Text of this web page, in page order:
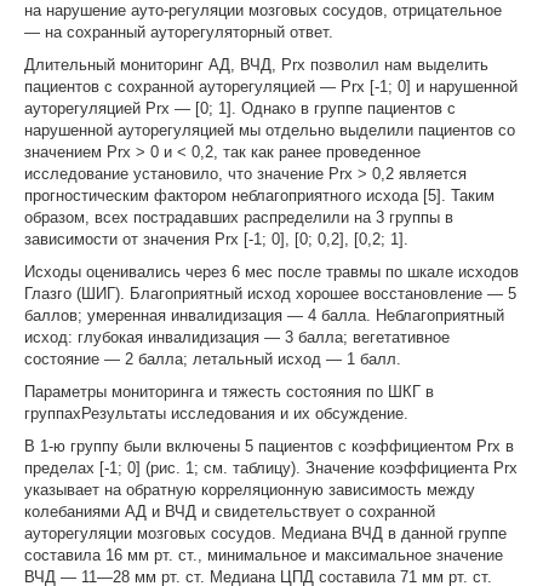
на нарушение ауто-регуляции мозговых сосудов, отрицательное
— на сохранный ауторегуляторный ответ.
Длительный мониторинг АД, ВЧД, Prx позволил нам выделить
пациентов с сохранной ауторегуляцией — Prx [-1; 0] и нарушенной
ауторегуляцией Prx — [0; 1]. Однако в группе пациентов с
нарушенной ауторегуляцией мы отдельно выделили пациентов со
значением Prx > 0 и < 0,2, так как ранее проведенное
исследование установило, что значение Prx > 0,2 является
прогностическим фактором неблагоприятного исхода [5]. Таким
образом, всех пострадавших распределили на 3 группы в
зависимости от значения Prx [-1; 0], [0; 0,2], [0,2; 1].
Исходы оценивались через 6 мес после травмы по шкале исходов
Глазго (ШИГ). Благоприятный исход хорошее восстановление — 5
баллов; умеренная инвалидизация — 4 балла. Неблагоприятный
исход: глубокая инвалидизация — 3 балла; вегетативное
состояние — 2 балла; летальный исход — 1 балл.
Параметры мониторинга и тяжесть состояния по ШКГ в
группахРезультаты исследования и их обсуждение.
В 1-ю группу были включены 5 пациентов с коэффициентом Prx в
пределах [-1; 0] (рис. 1; см. таблицу). Значение коэффициента Prx
указывает на обратную корреляционную зависимость между
колебаниями АД и ВЧД и свидетельствует о сохранной
ауторегуляции мозговых сосудов. Медиана ВЧД в данной группе
составила 16 мм рт. ст., минимальное и максимальное значение
ВЧД — 11—28 мм рт. ст. Медиана ЦПД составила 71 мм рт. ст.